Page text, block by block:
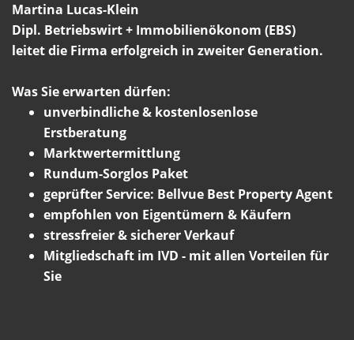
Martina Lucas-Klein
Dipl. Betriebswirt + Immobilienökonom (EBS)
leitet die Firma erfolgreich in zweiter Generation.
Was Sie erwarten dürfen:
unverbindliche & kostenlosenlose
Erstberatung
Marktwertermittlung
Rundum-Sorglos Paket
geprüfter Service: Bellvue Best Property Agent
empfohlen von Eigentümern & Käufern
stressfreier & sicherer Verkauf
Mitgliedschaft im IVD - mit allen Vorteilen für
Sie